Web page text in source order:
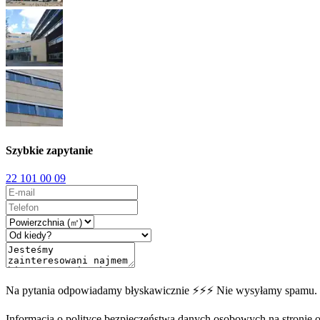
Szybkie zapytanie
22 101 00 09
Na pytania odpowiadamy błyskawicznie ⚡⚡⚡ Nie wysyłamy spamu.